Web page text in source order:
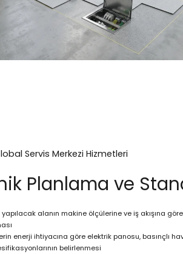
Servis Merkezi Hizmetleri
Planlama ve
alanın makine ölçülerine ve iş akışına
enerji ihtiyacına göre elektrik panosu, basınçlı
belirlenmesi